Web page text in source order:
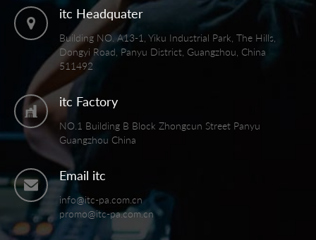
itc Headquater
Building NO. A13-1, Yiku Industrial Park, The Hills,
Dongyi Road, Panyu District, Guangzhou, China
511492
itc Factory
NO.1 Building B Block Zhongcun Street Panyu
Guangzhou China
Email itc
info@itc-pa.com.cn
promo@itc-pa.com.cn